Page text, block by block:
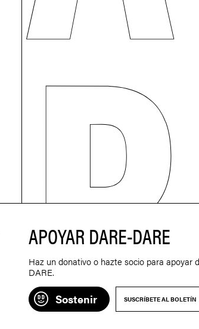
APOYAR DARE-DARE
Haz un donativo o hazte socio para apoyar
DARE.
Sostenir SUSCRÍBETE AL BOLETÍN